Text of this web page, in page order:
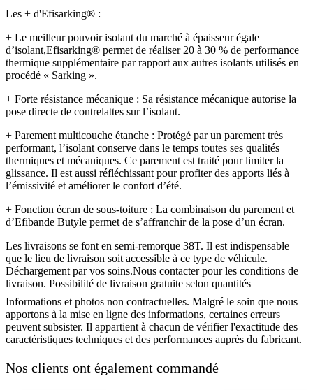
Les + d'Efisarking® :
+ Le meilleur pouvoir isolant du marché à épaisseur égale
d’isolant,Efisarking® permet de réaliser 20 à 30 % de performance
thermique supplémentaire par rapport aux autres isolants utilisés en
procédé « Sarking ».
+ Forte résistance mécanique : Sa résistance mécanique autorise la
pose directe de contrelattes sur l’isolant.
+ Parement multicouche étanche : Protégé par un parement très
performant, l’isolant conserve dans le temps toutes ses qualités
thermiques et mécaniques. Ce parement est traité pour limiter la
glissance. Il est aussi réfléchissant pour profiter des apports liés à
l’émissivité et améliorer le confort d’été.
+ Fonction écran de sous-toiture : La combinaison du parement et
d’Efibande Butyle permet de s’affranchir de la pose d’un écran.
Les livraisons se font en semi-remorque 38T. Il est indispensable
que le lieu de livraison soit accessible à ce type de véhicule.
Déchargement par vos soins.Nous contacter pour les conditions de
livraison. Possibilité de livraison gratuite selon quantités
Informations et photos non contractuelles. Malgré le soin que nous
apportons à la mise en ligne des informations, certaines erreurs
peuvent subsister. Il appartient à chacun de vérifier l'exactitude des
caractéristiques techniques et des performances auprès du fabricant.
Nos clients ont également commandé